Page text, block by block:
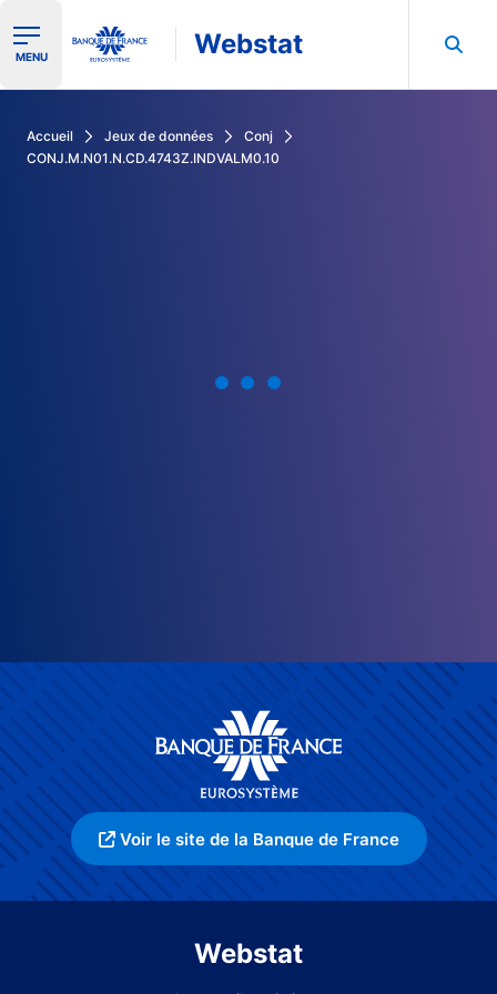
Ouvrir le menu de navigation
MENU Webstat
Accueil Jeux de données
Conj
CONJ.M.N01.N.CD.4743Z.INDVALM0.10
Voir le site de la Banque de France
Webstat